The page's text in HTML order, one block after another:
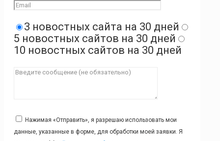
3 новостных сайта на 30 дней
5 новостных сайтов на 30 дней
10 новостных сайтов на 30 дней
Нажимая «Отправить», я разрешаю использовать мои
данные, указанные в форме, для обработки моей заявки. Я